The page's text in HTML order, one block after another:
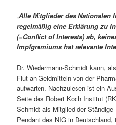
„Alle Mitglieder des Nationalen
regelmäßig eine Erklärung zu
(=Conflict of Interests) ab,
Impfgremiums hat relevante
Dr. Wiedermann-Schmidt kann,
Flut an Geldmitteln von der
aufwarten. Nachzulesen ist ein
Seite des Robert Koch Institut
Schmidt als Mitglied der
Pendant des NIG in